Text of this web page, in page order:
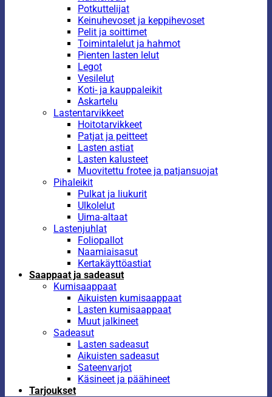
Potkuttelijat
Keinuhevoset ja keppihevoset
Pelit ja soittimet
Toimintalelut ja hahmot
Pienten lasten lelut
Legot
Vesilelut
Koti- ja kauppaleikit
Askartelu
Lastentarvikkeet
Hoitotarvikkeet
Patjat ja peitteet
Lasten astiat
Lasten kalusteet
Muovitettu frotee ja patjansuojat
Pihaleikit
Pulkat ja liukurit
Ulkolelut
Uima-altaat
Lastenjuhlat
Foliopallot
Naamiaisasut
Kertakäyttöastiat
Saappaat ja sadeasut
Kumisaappaat
Aikuisten kumisaappaat
Lasten kumisaappaat
Muut jalkineet
Sadeasut
Lasten sadeasut
Aikuisten sadeasut
Sateenvarjot
Käsineet ja päähineet
Tarjoukset